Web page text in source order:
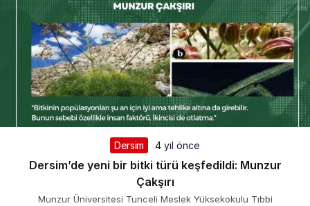
Dersim 4 yıl önce
Dersim’de yeni bir bitki türü keşfedildi: Munzur
Çakşırı
Munzur Üniversitesi Tunceli Meslek Yüksekokulu Tıbbi